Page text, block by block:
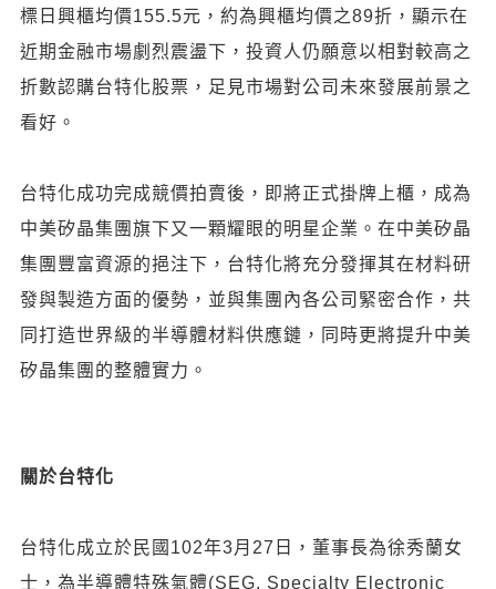
標日興櫃均價155.5元，約為興櫃均價之89折，顯示在
近期金融市場劇烈震盪下，投資人仍願意以相對較高之
折數認購台特化股票，足見市場對公司未來發展前景之
看好。
台特化成功完成競價拍賣後，即將正式掛牌上櫃，成為
中美矽晶集團旗下又一顆耀眼的明星企業。在中美矽晶
集團豐富資源的挹注下，台特化將充分發揮其在材料研
發與製造方面的優勢，並與集團內各公司緊密合作，共
同打造世界級的半導體材料供應鏈，同時更將提升中美
矽晶集團的整體實力。
關於台特化
台特化成立於民國102年3月27日，董事長為徐秀蘭女
士，為半導體特殊氣體(SEG, Specialty Electronic